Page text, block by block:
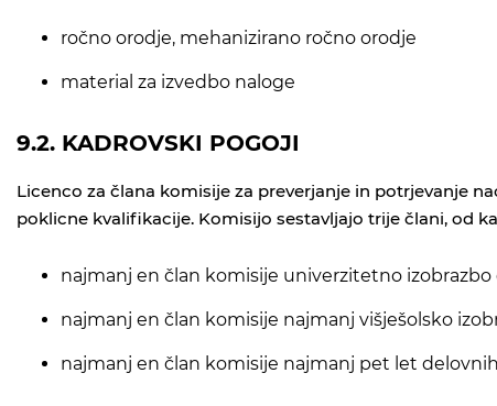
ročno orodje, mehanizirano ročno orodje
material za izvedbo naloge
9.2. KADROVSKI POGOJI
Licenco za člana komisije za preverjanje in potrjevanje
poklicne kvalifikacije. Komisijo sestavljajo trije člani, od
najmanj en član komisije univerzitetno
najmanj en član komisije najmanj višješolsko
najmanj en član komisije najmanj pet let